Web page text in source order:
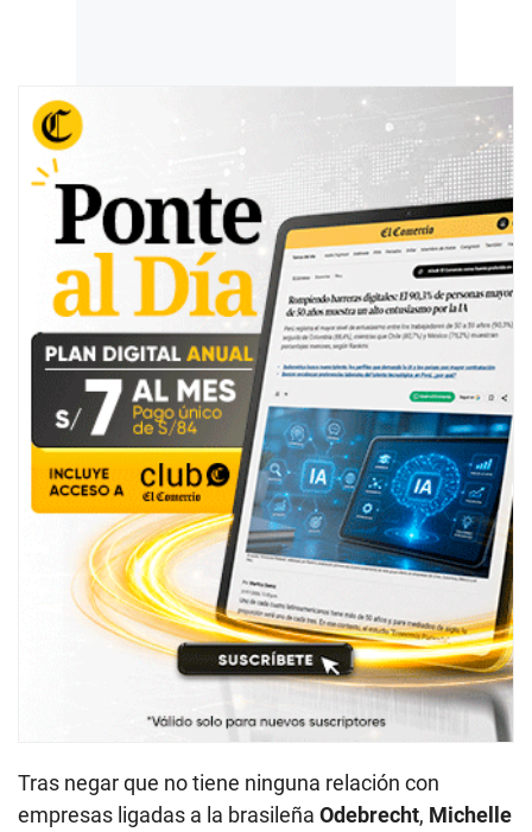
Tras negar que no tiene ninguna relación con
empresas ligadas a la brasileña Odebrecht, Michelle